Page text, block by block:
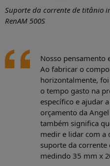
Suporte da corrente de titânio
RenAM 500S
Nosso pensamento
Ao fabricar o
horizontalmente,
o tempo gasto na
específico e ajudar
orçamento da
também significa
medir e lidar com a
suporte da corrente
medindo 35 mm x